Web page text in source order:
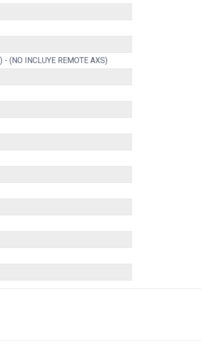
INCLUYE REMOTE AXS)